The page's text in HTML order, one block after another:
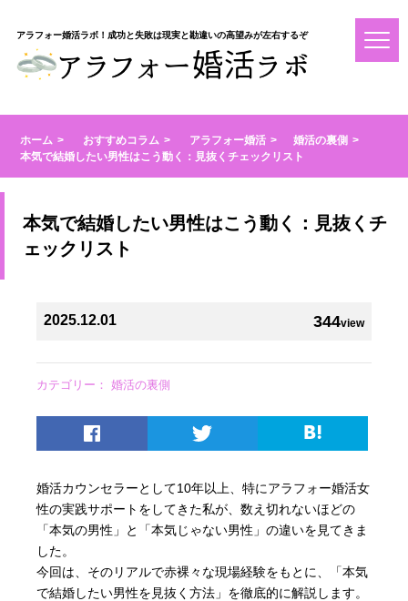
アラフォー婚活ラボ！成功と失敗は現実と勘違いの高望みが左右するぞ
ホーム おすすめコラム アラフォー婚活
婚活の裏側
本気で結婚したい男性はこう動く：見抜くチェックリスト
本気で結婚したい男性はこう動く：見抜くチ
ェックリスト
344view
2025.12.01
カテゴリー： 婚活の裏側
婚活カウンセラーとして10年以上、特にアラフォー婚活女
性の実践サポートをしてきた私が、数え切れないほどの
「本気の男性」と「本気じゃない男性」の違いを見てきま
した。
今回は、そのリアルで赤裸々な現場経験をもとに、「本気
で結婚したい男性を見抜く方法」を徹底的に解説します。